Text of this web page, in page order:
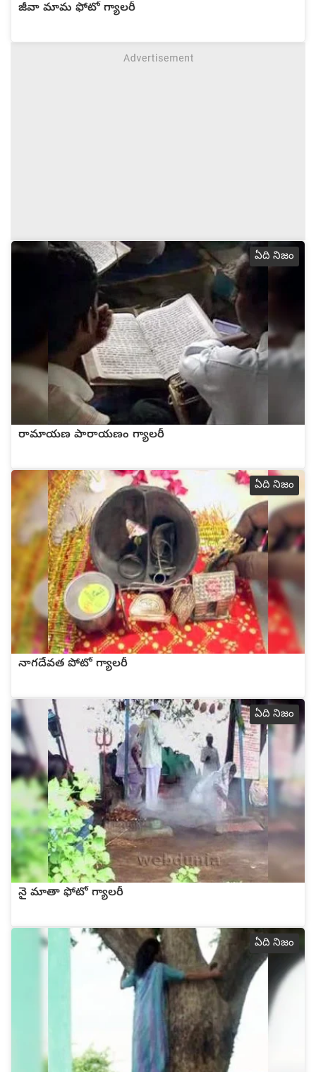
జీవా మామ ఫోటో గ్యాలరీ
ఏది నిజం
రామాయణ పారాయణం గ్యాలరీ
ఏది నిజం
నాగదేవత పోటో గ్యాలరీ
ఏది నిజం
నై మాతా ఫోటో గ్యాలరీ
ఏది నిజం